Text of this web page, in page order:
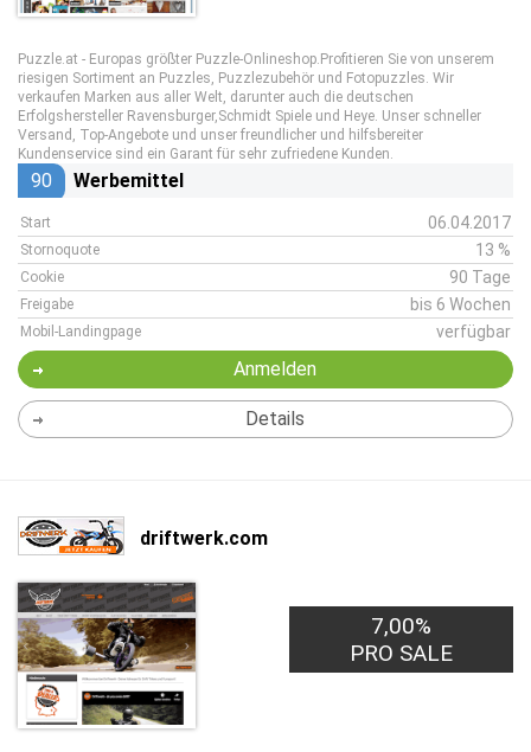
Puzzle.at - Europas größter Puzzle-Onlineshop.Profitieren Sie von unserem
riesigen Sortiment an Puzzles, Puzzlezubehör und Fotopuzzles. Wir
verkaufen Marken aus aller Welt, darunter auch die deutschen
Erfolgshersteller Ravensburger,Schmidt Spiele und Heye. Unser schneller
Versand, Top-Angebote und unser freundlicher und hilfsbereiter
Kundenservice sind ein Garant für sehr zufriedene Kunden.
90 Werbemittel
Start 06.04.2017
Stornoquote 13 %
Cookie 90 Tage
Freigabe bis 6 Wochen
Mobil-Landingpage verfügbar
Anmelden
Details
driftwerk.com
7,00%
PRO SALE